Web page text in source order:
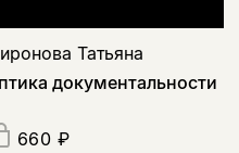
Татьяна
документальности
660 ₽